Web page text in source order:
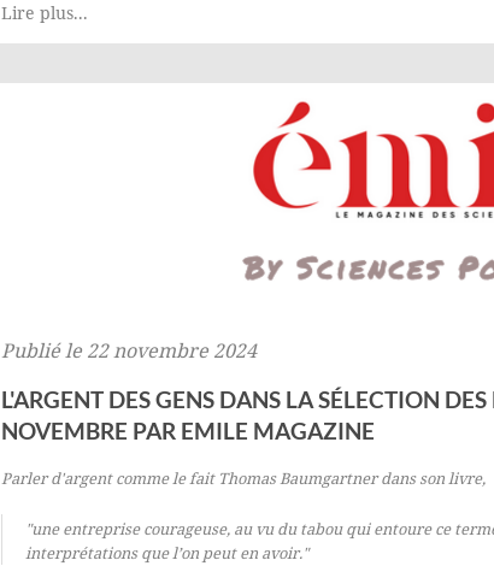
Lire plus...
Publié le 22 novembre 2024
L'ARGENT DES GENS DANS LA SÉLECTION
NOVEMBRE PAR EMILE MAGAZINE
Parler d'argent comme le fait Thomas Baumgartner dans son livre,
"une entreprise courageuse, au vu du tabou qui entoure ce
interprétations que l’on peut en avoir."